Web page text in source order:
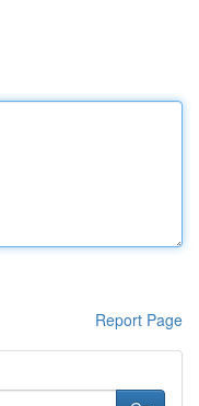
Report Page